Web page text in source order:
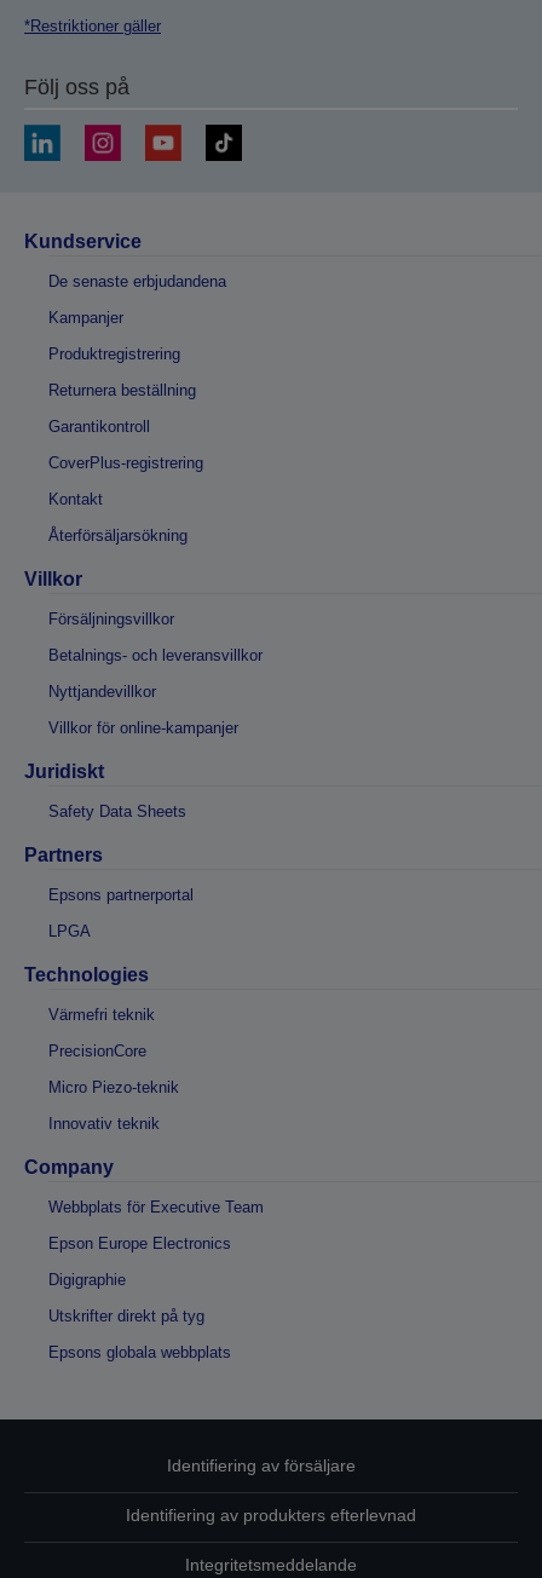
*Restriktioner gäller
Följ oss på
Kundservice
De senaste erbjudandena
Kampanjer
Produktregistrering
Returnera beställning
Garantikontroll
CoverPlus-registrering
Kontakt
Återförsäljarsökning
Villkor
Försäljningsvillkor
Betalnings- och leveransvillkor
Nyttjandevillkor
Villkor för online-kampanjer
Juridiskt
Safety Data Sheets
Partners
Epsons partnerportal
LPGA
Technologies
Värmefri teknik
PrecisionCore
Micro Piezo-teknik
Innovativ teknik
Company
Webbplats för Executive Team
Epson Europe Electronics
Digigraphie
Utskrifter direkt på tyg
Epsons globala webbplats
Identifiering av försäljare
Identifiering av produkters efterlevnad
Integritetsmeddelande